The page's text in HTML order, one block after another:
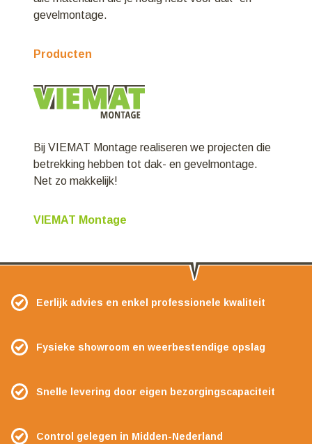
gevelmontage.
Producten
Bij VIEMAT Montage realiseren we projecten die
betrekking hebben tot dak- en gevelmontage.
Net zo makkelijk!
VIEMAT Montage
Eerlijk advies en enkel professionele kwaliteit
Fysieke showroom en weerbestendige opslag
Snelle levering door eigen bezorgingscapaciteit
Control gelegen in Midden-Nederland